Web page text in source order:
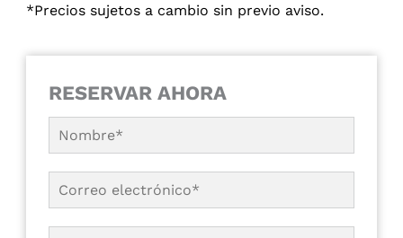
*Precios sujetos a cambio sin previo aviso.
RESERVAR AHORA